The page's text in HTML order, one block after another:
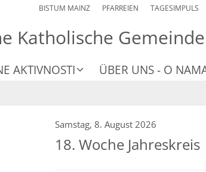
BISTUM MAINZ PFARREIEN TAGESIMPULS
Katholische
AKTIVNOSTI ÜBER UNS - O
Samstag, 8. August 2026
18. Woche Jahreskreis